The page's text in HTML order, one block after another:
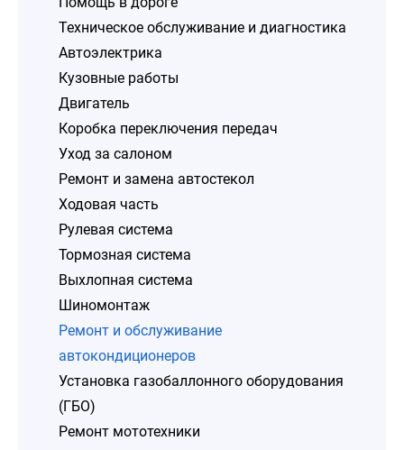
Техническое обслуживание и диагностика
Автоэлектрика
Кузовные работы
Двигатель
Коробка переключения передач
Уход за салоном
Ремонт и замена автостекол
Ходовая часть
Рулевая система
Тормозная система
Выхлопная система
Шиномонтаж
Ремонт и обслуживание
автокондиционеров
Установка газобаллонного оборудования
(ГБО)
Ремонт мототехники